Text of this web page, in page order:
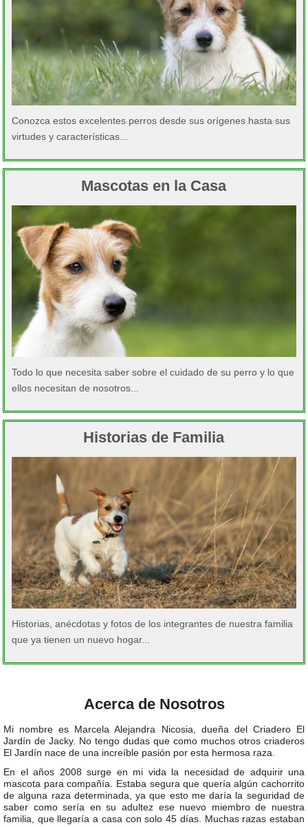
Cachorros 2014
Cachorros 2013
Cachorros 2012
Cachorros 2011
Cachorros 2010
Conozca estos excelentes perros desde sus orígenes hasta sus
virtudes y características...
Mascotas en la Casa
Todo lo que necesita saber sobre el cuidado de su perro y lo que
ellos necesitan de nosotros...
Historias de Familia
Historias, anécdotas y fotos de los integrantes de nuestra familia
que ya tienen un nuevo hogar...
Acerca de Nosotros
Mi nombre es Marcela Alejandra Nicosia, dueña del Criadero El
Jardín de Jacky. No tengo dudas que como muchos otros criaderos
El Jardín nace de una increíble pasión por esta hermosa raza.
En el años 2008 surge en mi vida la necesidad de adquirir una
mascota para compañía. Estaba segura que quería algún cachorrito
de alguna raza determinada, ya que esto me daría la seguridad de
saber como sería en su adultez ese nuevo miembro de nuestra
familia, que llegaría a casa con solo 45 días. Muchas razas estaban